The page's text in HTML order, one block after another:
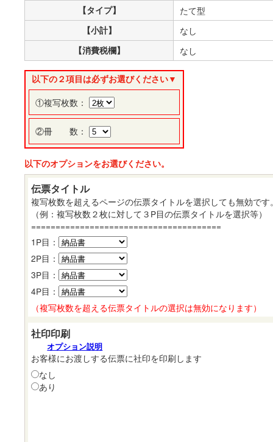
【タイプ】 たて型
【小計】 なし
【消費税欄】 なし
以下の２項目は必ずお選びください▼
①複写枚数：
②冊 数：
以下のオプションをお選びください。
伝票タイトル
複写枚数を超えるページの伝票タイトルを選択しても無効です
（例：複写枚数２枚に対して３P目の伝票タイトルを選択等）
=======================================
1P目：
2P目：
3P目：
4P目：
（複写枚数を超える伝票タイトルの選択は無効になります）
社印印刷
オプション説明
お客様にお渡しする伝票に社印を印刷します
なし
あり